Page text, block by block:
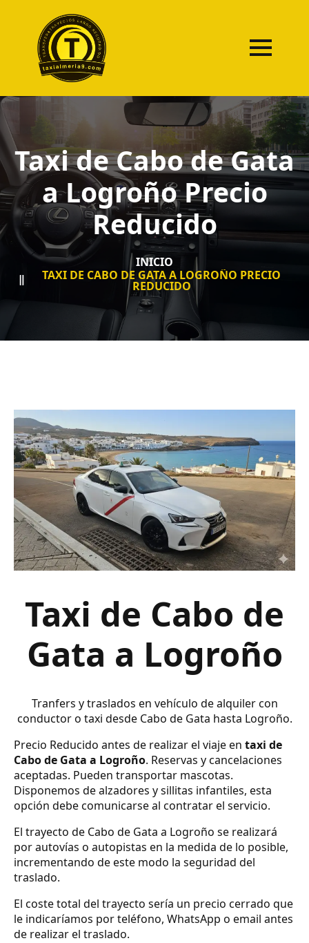
Taxi de Cabo de Gata
a Logroño Precio
Reducido
INICIO
TAXI DE CABO DE GATA A LOGROÑO PRECIO
REDUCIDO
Taxi de Cabo de
Gata a Logroño
Tranfers y traslados en vehículo de alquiler con
conductor o taxi desde Cabo de Gata hasta Logroño.
Precio Reducido antes de realizar el viaje en taxi de
Cabo de Gata a Logroño. Reservas y cancelaciones
aceptadas. Pueden transportar mascotas.
Disponemos de alzadores y sillitas infantiles, esta
opción debe comunicarse al contratar el servicio.
El trayecto de Cabo de Gata a Logroño se realizará
por autovías o autopistas en la medida de lo posible,
incrementando de este modo la seguridad del
traslado.
El coste total del trayecto sería un precio cerrado que
le indicaríamos por teléfono, WhatsApp o email antes
de realizar el traslado.